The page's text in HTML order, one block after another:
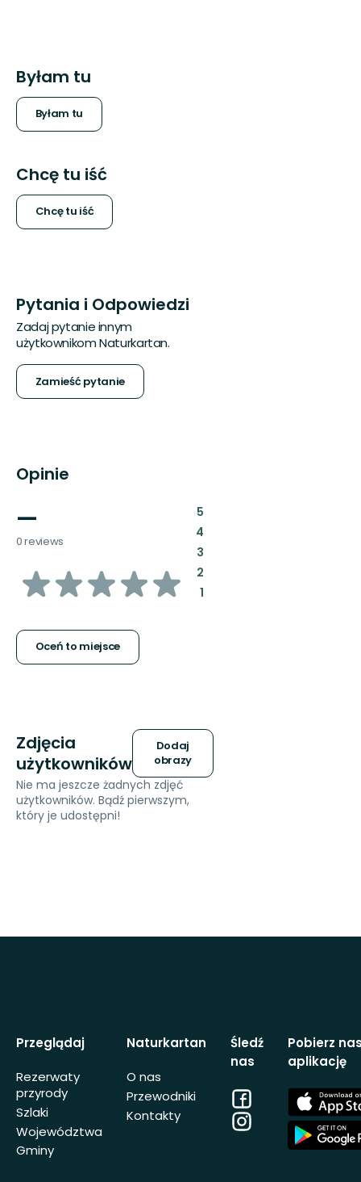
Byłam tu
Byłam tu
Chcę tu iść
Chcę tu iść
Pytania i Odpowiedzi
Zadaj pytanie innym
użytkownikom Naturkartan.
Zamieść pytanie
Opinie
—
0 reviews
z
gwiazdek
Oceń to miejsce
5:
4:
3:
2:
1:
Zdjęcia
użytkowników
Dodaj
obrazy
Nie ma jeszcze żadnych zdjęć
użytkowników. Bądź pierwszym,
który je udostępni!
Przeglądaj
Rezerwaty
przyrody
Szlaki
Województwa
Gminy
Naturkartan
O nas
Przewodniki
Kontakty
Śledź
nas
Facebook
Instagram
Pobierz
aplikację
App
Store
App
Store